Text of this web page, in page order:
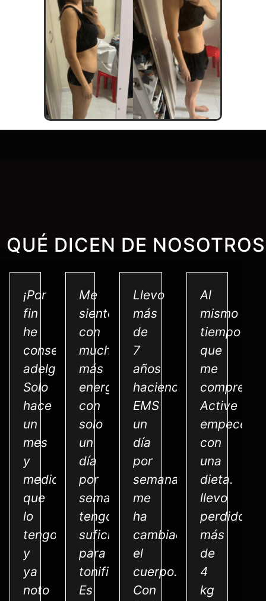
QUÉ DICEN DE NOSOTROS
¡Por
fin
he
conseguido
adelgazar!
Solo
hace
un
mes
y
medio
que
lo
tengo
y
ya
noto
Me
siento
con
mucha
más
energía,
con
solo
un
día
por
semana
tengo
suficiente
para
tonificar.
Es
Llevo
más
de
7
años
haciendo
EMS
un
día
por
semana,
me
ha
cambiado
el
cuerpo.
Con
Al
mismo
tiempo
que
me
compre
Active
empecé
con
una
dieta.
llevo
perdidos
más
de
4
kg